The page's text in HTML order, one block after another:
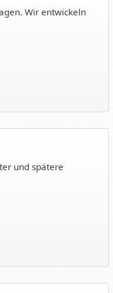
Wir entwickeln
und spätere